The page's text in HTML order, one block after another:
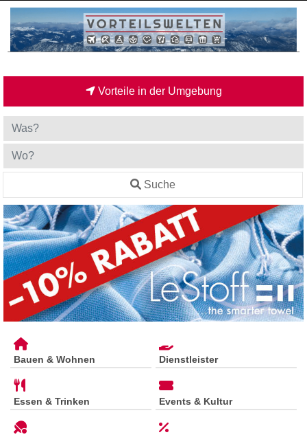
Vorteile in der Umgebung
Suche
Bauen & Wohnen Dienstleister
Essen & Trinken Events & Kultur